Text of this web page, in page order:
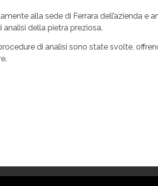
alla sede di Ferrara dell’azienda e
della pietra preziosa.
di analisi sono state svolte,